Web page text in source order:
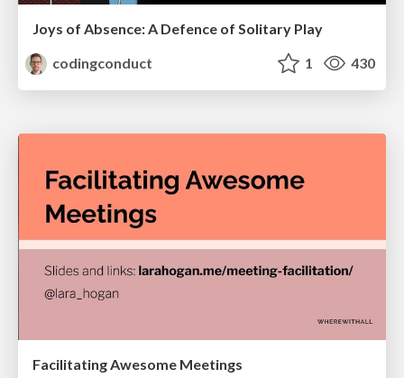
Joys of Absence: A Defence of Solitary Play
codingconduct
1 430
Facilitating Awesome Meetings